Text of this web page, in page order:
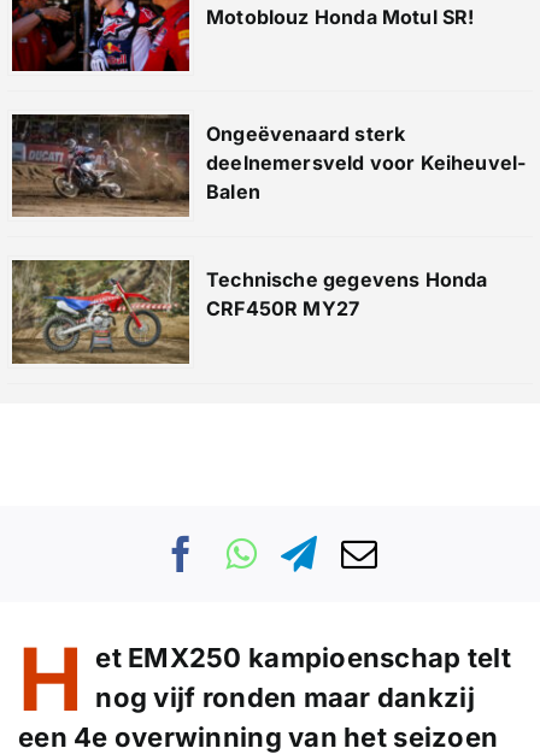
Motoblouz Honda Motul SR!
Ongeëvenaard sterk
deelnemersveld voor Keiheuvel-
Balen
Technische gegevens Honda
CRF450R MY27
H
et EMX250 kampioenschap telt
nog vijf ronden maar dankzij
een 4e overwinning van het seizoen